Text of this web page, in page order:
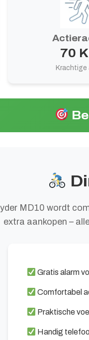
70
Krachtige
MD10 wordt
extra aankopen –
Gratis alarm
Comfortabel
Praktische
Handig